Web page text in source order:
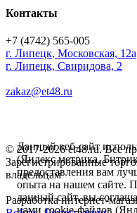
Контакты
+7 (4742) 565-005
г. Липецк, Московская, 12а
г. Липецк, Свиридова, 2
zakaz@et48.ru
© 2017-2026 et48.ru. Все
Зарегистрированные
владельцам
Разработка интернет-
Данный веб-сайт
(Яндекс метрика,
предоставления вам
опыта на нашем сайте.
данный сайт, вы
нами cookie-файлов